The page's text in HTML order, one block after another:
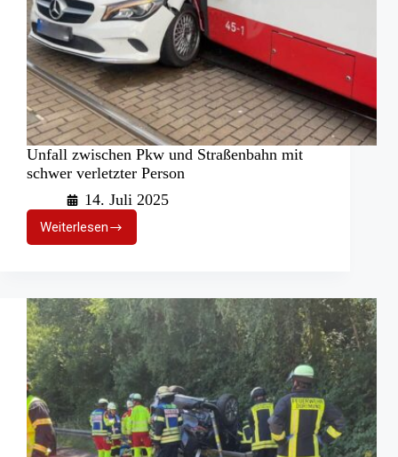
Unfall zwischen Pkw und Straßenbahn mit
schwer verletzter Person
14. Juli 2025
Weiterlesen
Unfall
zwischen
Straßenbahn
mit
schwer
verletzter
Person